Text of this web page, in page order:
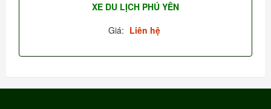
XE DU LỊCH PHÚ YÊN
Giá: Liên hệ